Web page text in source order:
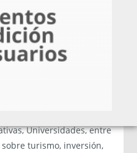
con el panel de expertos
y oportunidades en
Universidades, entre
turismo, inversión,